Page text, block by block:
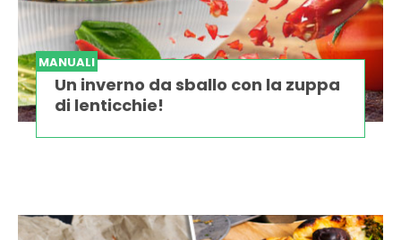
MANUALI
Un inverno da sballo con la zuppa
di lenticchie!